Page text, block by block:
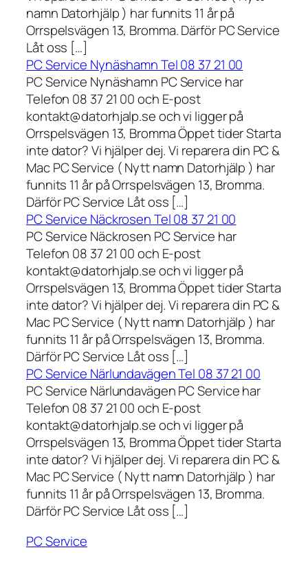
namn Datorhjälp ) har funnits 11 år på
Orrspelsvägen 13, Bromma. Därför PC Service
Låt oss […]
PC Service Nynäshamn Tel 08 37 21 00
PC Service Nynäshamn PC Service har
Telefon 08 37 21 00 och E-post
kontakt@datorhjalp.se och vi ligger på
Orrspelsvägen 13, Bromma Öppet tider Starta
inte dator? Vi hjälper dej. Vi reparera din PC &
Mac PC Service ( Nytt namn Datorhjälp ) har
funnits 11 år på Orrspelsvägen 13, Bromma.
Därför PC Service Låt oss […]
PC Service Näckrosen Tel 08 37 21 00
PC Service Näckrosen PC Service har
Telefon 08 37 21 00 och E-post
kontakt@datorhjalp.se och vi ligger på
Orrspelsvägen 13, Bromma Öppet tider Starta
inte dator? Vi hjälper dej. Vi reparera din PC &
Mac PC Service ( Nytt namn Datorhjälp ) har
funnits 11 år på Orrspelsvägen 13, Bromma.
Därför PC Service Låt oss […]
PC Service Närlundavägen Tel 08 37 21 00
PC Service Närlundavägen PC Service har
Telefon 08 37 21 00 och E-post
kontakt@datorhjalp.se och vi ligger på
Orrspelsvägen 13, Bromma Öppet tider Starta
inte dator? Vi hjälper dej. Vi reparera din PC &
Mac PC Service ( Nytt namn Datorhjälp ) har
funnits 11 år på Orrspelsvägen 13, Bromma.
Därför PC Service Låt oss […]
PC Service